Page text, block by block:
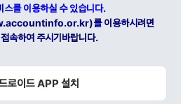
를 이용하실 수 있습니다.
를 이용하시려면
속하여 주시기바랍니다.
로이드 APP 설치